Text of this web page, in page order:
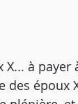
à payer
des époux